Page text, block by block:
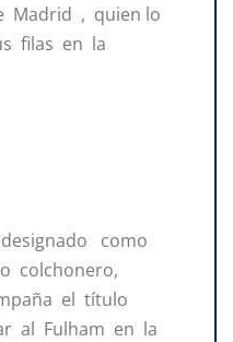
Madrid , quien lo
filas en la
designado como
colchonero,
el título
al Fulham en la